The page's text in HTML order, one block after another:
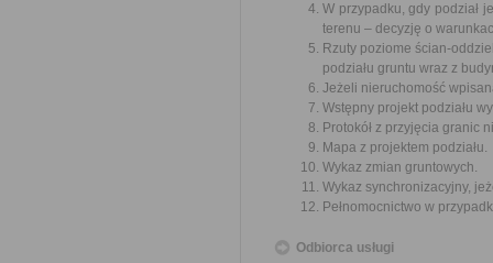
W przypadku, gdy podział
terenu – decyzję o
Rzuty poziome ścian-
podziału gruntu wraz z
Jeżeli nieruchomość
Wstępny projekt podziału
Protokół z przyjęcia granic
Mapa z projektem podziału.
Wykaz zmian gruntowych.
Wykaz synchronizacyjny,
Pełnomocnictwo w
Odbiorca usługi